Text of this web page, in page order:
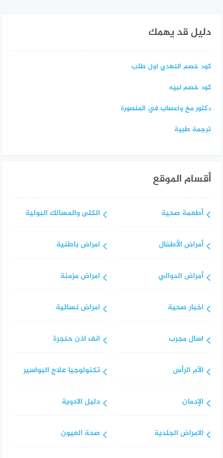
دليل قد يهمك
كود خصم النهدي اول طلب
كود خصم لبيه
دكتور مخ واعصاب في المنصورة
ترجمة طبية
أقسام الموقع
أطعمة صحية
أمراض الأطفال
أمراض الدوالي
اخبار صحية
اسال مجرب
الآم الرأس
الإدمان
الامراض الجلدية
الكلى والمسالك البولية
امراض باطنية
امراض مزمنة
امراض نسائية
انف اذن حنجرة
تكنولوجيا علاج البواسير
دليل الادوية
صحة العيون